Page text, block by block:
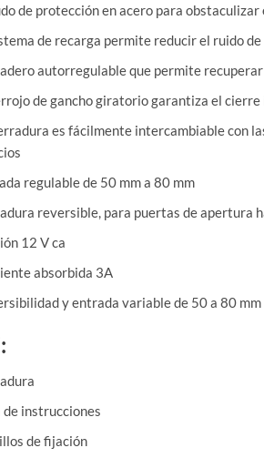
de protección en acero para
de recarga permite reducir el ruido
autorregulable que permite
de gancho giratorio garantiza el
es fácilmente intercambiable con
regulable de 50 mm a 80 mm
reversible, para puertas de apertura
12 V ca
absorbida 3A
y entrada variable de 50 a 80 mm
de instrucciones
de fijación